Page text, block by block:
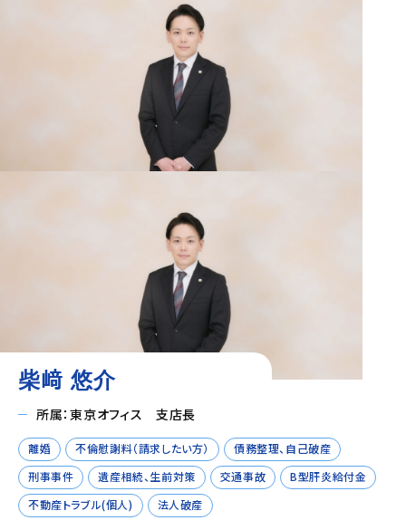
柴﨑 悠介
所属：東京オフィス 支店長
離婚 不倫慰謝料（請求したい方）
債務整理、自己破産
刑事事件
遺産相続、生前対策 交通事故
B型肝炎給付金
不動産トラブル(個人)
法人破産